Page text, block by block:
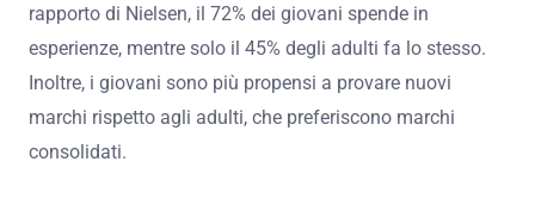
rapporto di Nielsen, il 72% dei giovani spende in
esperienze, mentre solo il 45% degli adulti fa lo stesso.
Inoltre, i giovani sono più propensi a provare nuovi
marchi rispetto agli adulti, che preferiscono marchi
consolidati.